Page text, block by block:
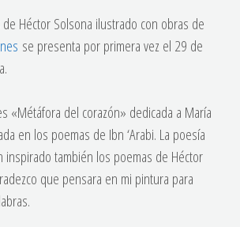
Héctor Solsona ilustrado con obras de
se presenta por primera vez el 29 de
«Métáfora del corazón» dedicada a María
en los poemas de Ibn ‘Arabi. La poesía
inspirado también los poemas de Héctor
que pensara en mi pintura para